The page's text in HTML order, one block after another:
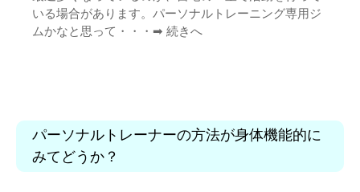
いる場合があります。パーソナルトレーニング専用ジ
ムかなと思って・・・➡︎ 続きへ
パーソナルトレーナーの方法が身体機能的に
みてどうか？